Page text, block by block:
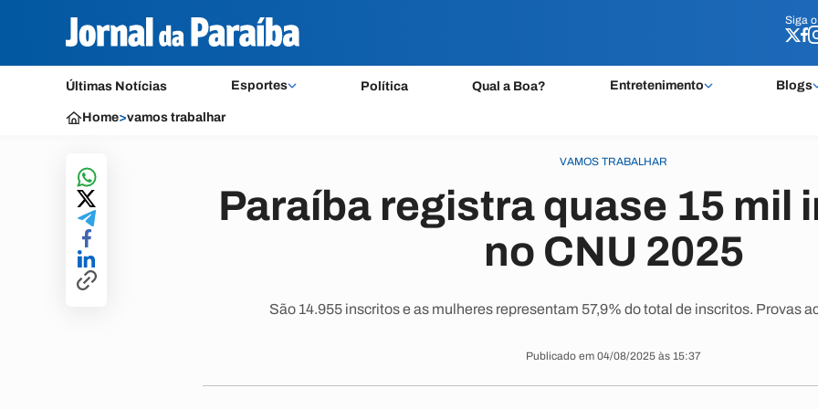
Siga o
Últimas Notícias Esportes Política Qual a Boa? Entretenimento Blogs
Siga o
Home>vamos trabalhar
VAMOS TRABALHAR
Paraíba registra quase 15 mil
no CNU 2025
São 14.955 inscritos e as mulheres representam 57,9% do total de inscritos. Provas
Publicado em 04/08/2025 às 15:37